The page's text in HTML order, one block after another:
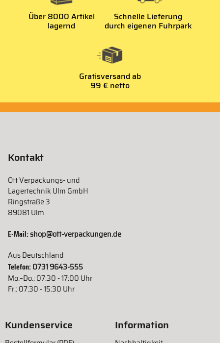
Über 8000 Artikel
lagernd
Schnelle Lieferung
durch eigenen Fuhrpark
Gratisversand ab
99 € netto
Kontakt
Ott Verpackungs- und
Lagertechnik Ulm GmbH
Ringstraße 3
89081 Ulm
E-Mail:shop@ott-verpackungen.de
Aus Deutschland
Telefon: 0731 9643-555
Mo.–Do.: 07:30 - 17:00 Uhr
Fr.: 07:30 - 15:30 Uhr
Kundenservice Information